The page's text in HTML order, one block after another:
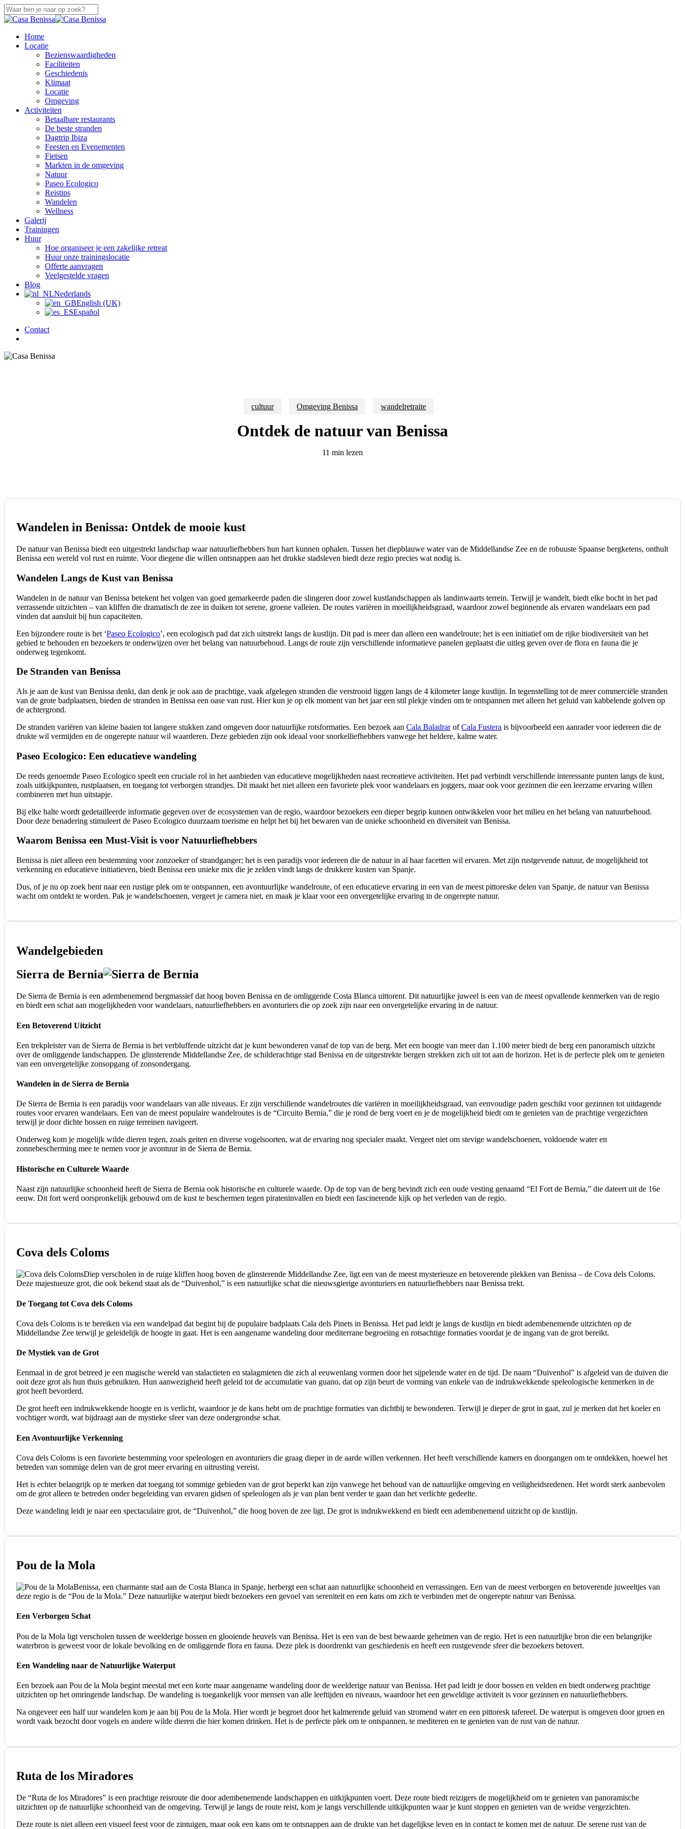
Overslaan
naar
Sluiten
zoek
Menu
Home
Locatie
Bezienswaardigheden
Faciliteiten
Geschiedenis
Klimaat
Locatie
Omgeving
Activiteiten
Betaalbare restaurants
De beste stranden
Dagtrip Ibiza
Feesten en Evenementen
Fietsen
Markten in de omgeving
Natuur
Paseo Ecologico
Reistips
Wandelen
Wellness
Galerij
Trainingen
Huur
Hoe organiseer je een zakelijke retreat
Huur onze trainingslocatie
Offerte aanvragen
Veelgestelde vragen
Blog
Nederlands
English (UK)
Español
Contact
cultuur Omgeving Benissa wandelretraite
Ontdek de natuur van Benissa
11 min lezen
Wandelen in Benissa: Ontdek de mooie kust
De natuur van Benissa biedt een uitgestrekt landschap waar natuurliefhebbers hun hart kunnen ophalen. Tussen het diepblauwe water van de Middellandse Zee en de robuuste Spaanse bergketens, onthult
Benissa een wereld vol rust en ruimte. Voor diegene die willen ontsnappen aan het drukke stadsleven biedt deze regio precies wat nodig is.
Wandelen Langs de Kust van Benissa
Wandelen in de natuur van Benissa betekent het volgen van goed gemarkeerde paden die slingeren door zowel kustlandschappen als landinwaarts terrein. Terwijl je wandelt, biedt elke bocht in het pad
verrassende uitzichten – van kliffen die dramatisch de zee in duiken tot serene, groene valleien. De routes variëren in moeilijkheidsgraad, waardoor zowel beginnende als ervaren wandelaars een pad
vinden dat aansluit bij hun capaciteiten.
Een bijzondere route is het ‘Paseo Ecologico’, een ecologisch pad dat zich uitstrekt langs de kustlijn. Dit pad is meer dan alleen een wandelroute; het is een initiatief om de rijke biodiversiteit van het
gebied te behouden en bezoekers te onderwijzen over het belang van natuurbehoud. Langs de route zijn verschillende informatieve panelen geplaatst die uitleg geven over de flora en fauna die je
onderweg tegenkomt.
De Stranden van Benissa
Als je aan de kust van Benissa denkt, dan denk je ook aan de prachtige, vaak afgelegen stranden die verstrooid liggen langs de 4 kilometer lange kustlijn. In tegenstelling tot de meer commerciële stranden
van de grote badplaatsen, bieden de stranden in Benissa een oase van rust. Hier kun je op elk moment van het jaar een stil plekje vinden om te ontspannen met alleen het geluid van kabbelende golven op
de achtergrond.
De stranden variëren van kleine baaien tot langere stukken zand omgeven door natuurlijke rotsformaties. Een bezoek aanCala BaladrarofCala Fustera is bijvoorbeeld een aanrader voor iedereen die de
drukte wil vermijden en de ongerepte natuur wil waarderen. Deze gebieden zijn ook ideaal voor snorkelliefhebbers vanwege het heldere, kalme water.
Paseo Ecologico: Een educatieve wandeling
De reeds genoemde Paseo Ecologico speelt een cruciale rol in het aanbieden van educatieve mogelijkheden naast recreatieve activiteiten. Het pad verbindt verschillende interessante punten langs de kust,
zoals uitkijkpunten, rustplaatsen, en toegang tot verborgen strandjes. Dit maakt het niet alleen een favoriete plek voor wandelaars en joggers, maar ook voor gezinnen die een leerzame ervaring willen
combineren met hun uitstapje.
Bij elke halte wordt gedetailleerde informatie gegeven over de ecosystemen van de regio, waardoor bezoekers een dieper begrip kunnen ontwikkelen voor het milieu en het belang van natuurbehoud.
Door deze benadering stimuleert de Paseo Ecologico duurzaam toerisme en helpt het bij het bewaren van de unieke schoonheid en diversiteit van Benissa.
Waarom Benissa een Must-Visit is voor Natuurliefhebbers
Benissa is niet alleen een bestemming voor zonzoeker of strandganger; het is een paradijs voor iedereen die de natuur in al haar facetten wil ervaren. Met zijn rustgevende natuur, de mogelijkheid tot
verkenning en educatieve initiatieven, biedt Benissa een unieke mix die je zelden vindt langs de drukkere kusten van Spanje.
Dus, of je nu op zoek bent naar een rustige plek om te ontspannen, een avontuurlijke wandelroute, of een educatieve ervaring in een van de meest pittoreske delen van Spanje, de natuur van Benissa
wacht om ontdekt te worden. Pak je wandelschoenen, vergeet je camera niet, en maak je klaar voor een onvergetelijke ervaring in de ongerepte natuur.
Wandelgebieden
Sierra de Bernia
De Sierra de Bernia is een adembenemend bergmassief dat hoog boven Benissa en de omliggende Costa Blanca uittorent. Dit natuurlijke juweel is een van de meest opvallende kenmerken van de regio
en biedt een schat aan mogelijkheden voor wandelaars, natuurliefhebbers en avonturiers die op zoek zijn naar een onvergetelijke ervaring in de natuur.
Een Betoverend Uitzicht
Een trekpleister van de Sierra de Bernia is het verbluffende uitzicht dat je kunt bewonderen vanaf de top van de berg. Met een hoogte van meer dan 1.100 meter biedt de berg een panoramisch uitzicht
over de omliggende landschappen. De glinsterende Middellandse Zee, de schilderachtige stad Benissa en de uitgestrekte bergen strekken zich uit tot aan de horizon. Het is de perfecte plek om te genieten
van een onvergetelijke zonsopgang of zonsondergang.
Wandelen in de Sierra de Bernia
De Sierra de Bernia is een paradijs voor wandelaars van alle niveaus. Er zijn verschillende wandelroutes die variëren in moeilijkheidsgraad, van eenvoudige paden geschikt voor gezinnen tot uitdagende
routes voor ervaren wandelaars. Een van de meest populaire wandelroutes is de “Circuito Bernia,” die je rond de berg voert en je de mogelijkheid biedt om te genieten van de prachtige vergezichten
terwijl je door dichte bossen en ruige terreinen navigeert.
Onderweg kom je mogelijk wilde dieren tegen, zoals geiten en diverse vogelsoorten, wat de ervaring nog specialer maakt. Vergeet niet om stevige wandelschoenen, voldoende water en
zonnebescherming mee te nemen voor je avontuur in de Sierra de Bernia.
Historische en Culturele Waarde
Naast zijn natuurlijke schoonheid heeft de Sierra de Bernia ook historische en culturele waarde. Op de top van de berg bevindt zich een oude vesting genaamd “El Fort de Bernia,” die dateert uit de 16e
eeuw. Dit fort werd oorspronkelijk gebouwd om de kust te beschermen tegen pirateninvallen en biedt een fascinerende kijk op het verleden van de regio.
Cova dels Coloms
Diep verscholen in de ruige kliffen hoog boven de glinsterende Middellandse Zee, ligt een van de meest mysterieuze en betoverende plekken van Benissa – de Cova dels Coloms.
Deze majestueuze grot, die ook bekend staat als de “Duivenhol,” is een natuurlijke schat die nieuwsgierige avonturiers en natuurliefhebbers naar Benissa trekt.
De Toegang tot Cova dels Coloms
Cova dels Coloms is te bereiken via een wandelpad dat begint bij de populaire badplaats Cala dels Pinets in Benissa. Het pad leidt je langs de kustlijn en biedt adembenemende uitzichten op de
Middellandse Zee terwijl je geleidelijk de hoogte in gaat. Het is een aangename wandeling door mediterrane begroeiing en rotsachtige formaties voordat je de ingang van de grot bereikt.
De Mystiek van de Grot
Eenmaal in de grot betreed je een magische wereld van stalactieten en stalagmieten die zich al eeuwenlang vormen door het sijpelende water en de tijd. De naam “Duivenhol” is afgeleid van de duiven die
ooit deze grot als hun thuis gebruikten. Hun aanwezigheid heeft geleid tot de accumulatie van guano, dat op zijn beurt de vorming van enkele van de indrukwekkende speleologische kenmerken in de
grot heeft bevorderd.
De grot heeft een indrukwekkende hoogte en is verlicht, waardoor je de kans hebt om de prachtige formaties van dichtbij te bewonderen. Terwijl je dieper de grot in gaat, zul je merken dat het koeler en
vochtiger wordt, wat bijdraagt aan de mystieke sfeer van deze ondergrondse schat.
Een Avontuurlijke Verkenning
Cova dels Coloms is een favoriete bestemming voor speleologen en avonturiers die graag dieper in de aarde willen verkennen. Het heeft verschillende kamers en doorgangen om te ontdekken, hoewel het
betreden van sommige delen van de grot meer ervaring en uitrusting vereist.
Het is echter belangrijk op te merken dat toegang tot sommige gebieden van de grot beperkt kan zijn vanwege het behoud van de natuurlijke omgeving en veiligheidsredenen. Het wordt sterk aanbevolen
om de grot alleen te betreden onder begeleiding van ervaren gidsen of speleologen als je van plan bent verder te gaan dan het verlichte gedeelte.
Deze wandeling leidt je naar een spectaculaire grot, de “Duivenhol,” die hoog boven de zee ligt. De grot is indrukwekkend en biedt een adembenemend uitzicht op de kustlijn.
Pou de la Mola
Benissa, een charmante stad aan de Costa Blanca in Spanje, herbergt een schat aan natuurlijke schoonheid en verrassingen. Een van de meest verborgen en betoverende juweeltjes van
deze regio is de “Pou de la Mola.” Deze natuurlijke waterput biedt bezoekers een gevoel van sereniteit en een kans om zich te verbinden met de ongerepte natuur van Benissa.
Een Verborgen Schat
Pou de la Mola ligt verscholen tussen de weelderige bossen en glooiende heuvels van Benissa. Het is een van de best bewaarde geheimen van de regio. Het is een natuurlijke bron die een belangrijke
waterbron is geweest voor de lokale bevolking en de omliggende flora en fauna. Deze plek is doordrenkt van geschiedenis en heeft een rustgevende sfeer die bezoekers betovert.
Een Wandeling naar de Natuurlijke Waterput
Een bezoek aan Pou de la Mola begint meestal met een korte maar aangename wandeling door de weelderige natuur van Benissa. Het pad leidt je door bossen en velden en biedt onderweg prachtige
uitzichten op het omringende landschap. De wandeling is toegankelijk voor mensen van alle leeftijden en niveaus, waardoor het een geweldige activiteit is voor gezinnen en natuurliefhebbers.
Na ongeveer een half uur wandelen kom je aan bij Pou de la Mola. Hier wordt je begroet door het kalmerende geluid van stromend water en een pittoresk tafereel. De waterput is omgeven door groen en
wordt vaak bezocht door vogels en andere wilde dieren die hier komen drinken. Het is de perfecte plek om te ontspannen, te mediteren en te genieten van de rust van de natuur.
Ruta de los Miradores
De “Ruta de los Miradores” is een prachtige reisroute die door adembenemende landschappen en uitkijkpunten voert. Deze route biedt reizigers de mogelijkheid om te genieten van panoramische
uitzichten op de natuurlijke schoonheid van de omgeving. Terwijl je langs de route reist, kom je langs verschillende uitkijkpunten waar je kunt stoppen en genieten van de weidse vergezichten.
Deze route is niet alleen een visueel feest voor de zintuigen, maar ook een kans om te ontsnappen aan de drukte van het dagelijkse leven en in contact te komen met de natuur. De serene rust van de